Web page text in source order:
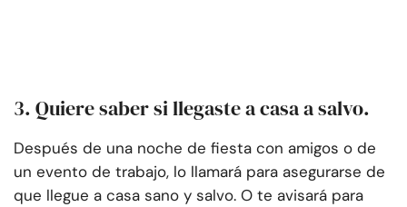
3. Quiere saber si llegaste a casa a salvo.
Después de una noche de fiesta con amigos o de
un evento de trabajo, lo llamará para asegurarse de
que llegue a casa sano y salvo. O te avisará para